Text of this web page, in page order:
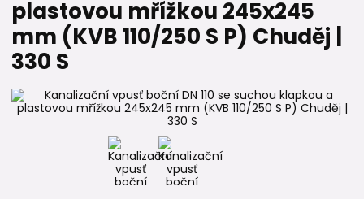
plastovou mřížkou 245x245
mm (KVB 110/250 S P) Chuděj |
330 S